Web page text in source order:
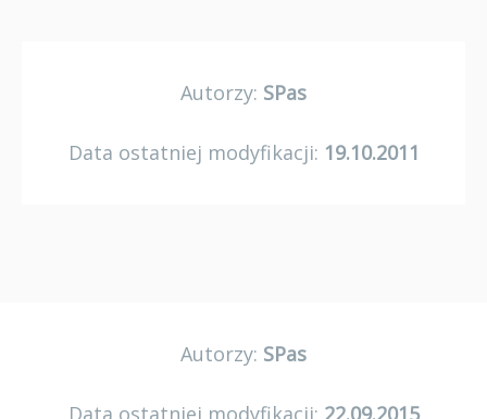
Autorzy: SPas
Data ostatniej modyfikacji: 19.10.2011
Autorzy: SPas
Data ostatniej modyfikacji: 22.09.2015